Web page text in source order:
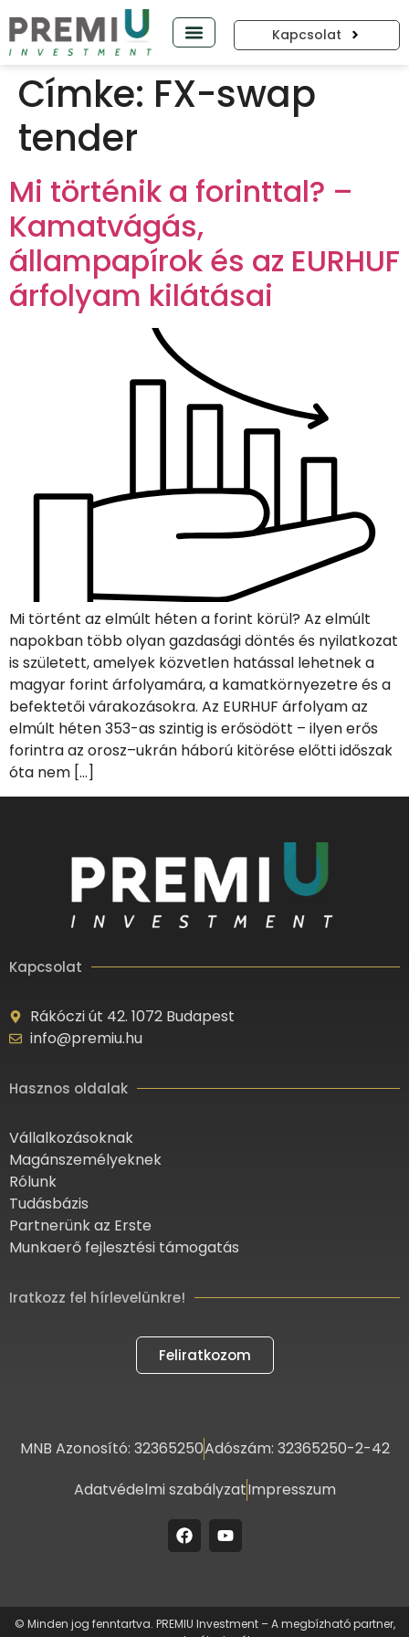
Kapcsolat
Címke: FX-swap
tender
Mi történik a forinttal? –
Kamatvágás,
állampapírok és az EURHUF
árfolyam kilátásai
Mi történt az elmúlt héten a forint körül? Az elmúlt
napokban több olyan gazdasági döntés és nyilatkozat
is született, amelyek közvetlen hatással lehetnek a
magyar forint árfolyamára, a kamatkörnyezetre és a
befektetői várakozásokra. Az EURHUF árfolyam az
elmúlt héten 353-as szintig is erősödött – ilyen erős
forintra az orosz–ukrán háború kitörése előtti időszak
óta nem […]
Kapcsolat
Rákóczi út 42. 1072 Budapest
info@premiu.hu
Hasznos oldalak
Vállalkozásoknak
Magánszemélyeknek
Rólunk
Tudásbázis
Partnerünk az Erste
Munkaerő fejlesztési támogatás
Iratkozz fel hírlevelünkre!
Feliratkozom
MNB Azonosító: 32365250Adószám: 32365250-2-42
Adatvédelmi szabályzatImpresszum
© Minden jog fenntartva. PREMIU Investment – A megbízható partner,